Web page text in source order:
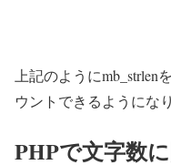
上記のようにmb_strlen
ウントできるようにな
PHPで文字数